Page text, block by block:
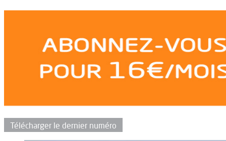
Télécharger le dernier numéro